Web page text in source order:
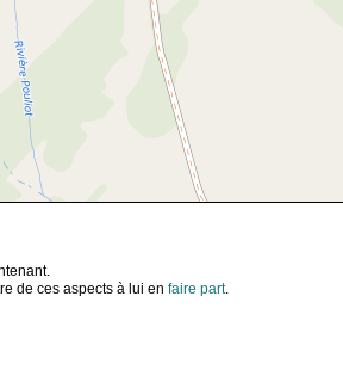
de ces aspects à lui en faire part.